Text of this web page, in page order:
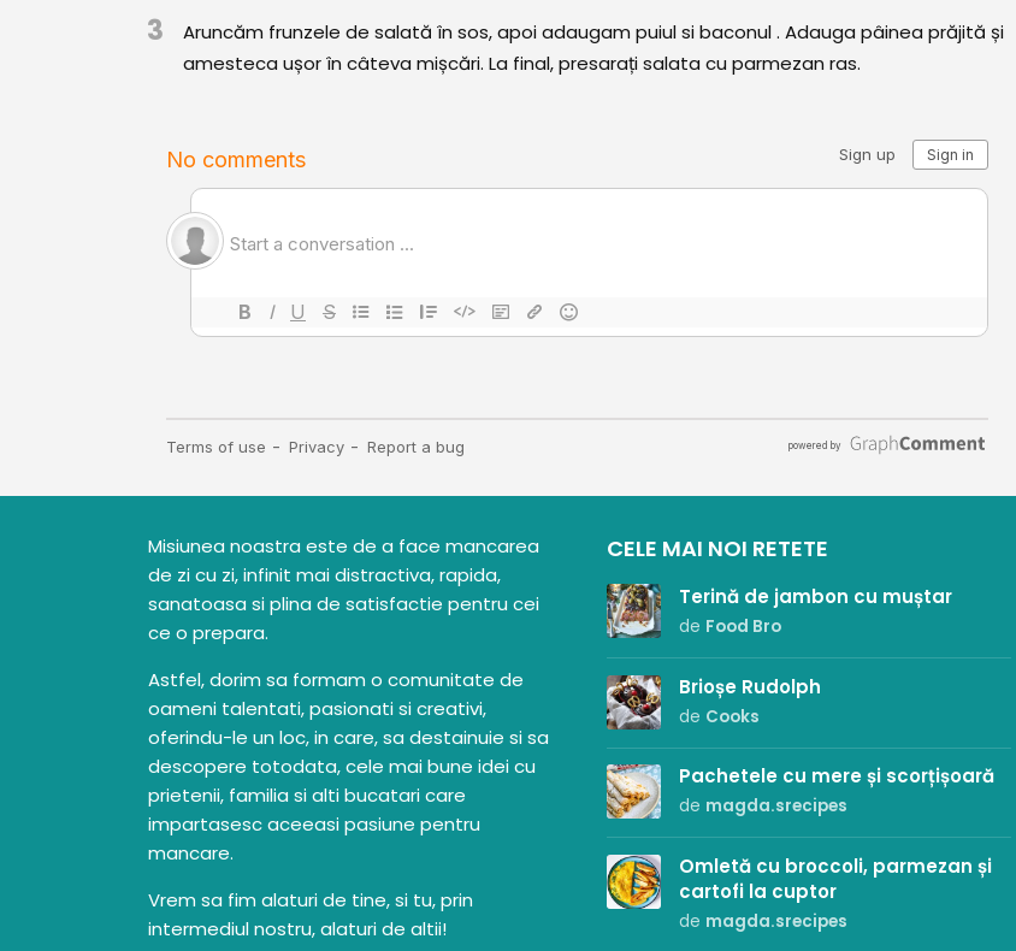
3
Aruncăm frunzele de salată în sos, apoi adaugam puiul si baconul . Adauga pâinea prăjită și
amesteca ușor în câteva mișcări. La final, presarați salata cu parmezan ras.
Misiunea noastra este de a face mancarea
de zi cu zi, infinit mai distractiva, rapida,
sanatoasa si plina de satisfactie pentru cei
ce o prepara.
Astfel, dorim sa formam o comunitate de
oameni talentati, pasionati si creativi,
oferindu-le un loc, in care, sa destainuie si sa
descopere totodata, cele mai bune idei cu
prietenii, familia si alti bucatari care
impartasesc aceeasi pasiune pentru
mancare.
Vrem sa fim alaturi de tine, si tu, prin
intermediul nostru, alaturi de altii!
CELE MAI NOI RETETE
Terină de jambon cu muștar
de Food Bro
Brioșe Rudolph
de Cooks
Pachetele cu mere și scorțișoară
de magda.srecipes
Omletă cu broccoli, parmezan și
cartofi la cuptor
de magda.srecipes